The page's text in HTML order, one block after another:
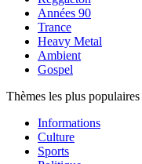
Années 90
Trance
Heavy Metal
Ambient
Gospel
Thèmes les plus populaires
Informations
Culture
Sports